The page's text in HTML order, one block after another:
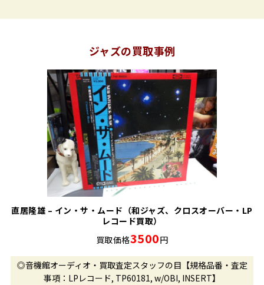
ジャズの買取事例
直居隆雄 – イン・サ・ムード（和ジャズ、クロスオーバー・LP
レコード買取）
買取価格3500円
◎音機館オーディオ・買取査定スタッフの目【規格品番・査定
事項：LPレコード, TP60181, w/OBI, INSERT】